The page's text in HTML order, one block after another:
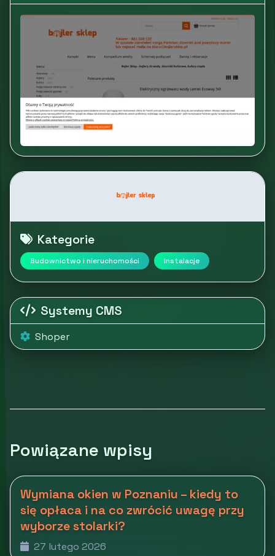
Kategorie
Budownictwo i nieruchomości Instalacje
Systemy CMS
Shoper
Powiązane wpisy
Wymiana okien w Poznaniu – kiedy to
się opłaca i na co zwrócić uwagę przy
wyborze stolarki?
27 lutego 2026